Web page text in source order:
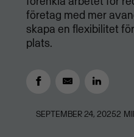
företag med mer
skapa en flexibilitet
plats.
SEPTEMBER 24, 20252